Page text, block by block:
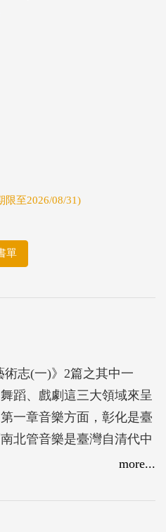
限至2026/08/31)
單
術志(一)》2篇之其中一
蹈、戲劇這三大領域來呈
一章音樂方面，彰化是臺
北管音樂是臺灣自清代中
，隨著移民傳到臺灣，因
蹈方面，舞蹈是以肢體語
元素呈現的一門藝術。必
more...